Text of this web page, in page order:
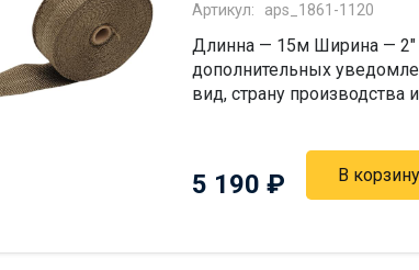
Артикул: aps_1861-1120
Длинна — 15м Ширина — 2″
дополнительных
вид, страну производства
5 190 ₽ В корзину